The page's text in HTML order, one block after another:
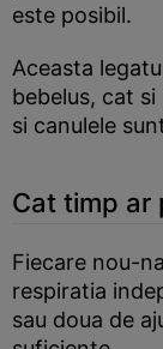
este posibil.
Aceasta
bebelus, cat
si canulele
Cat timp ar
Fiecare nou-
respiratia
sau doua de